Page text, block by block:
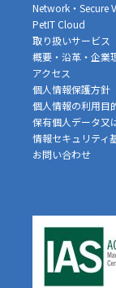
Network・Secure
PetIT Cloud
取り扱いサービス
概要・沿革・企業
アクセス
個人情報保護方針
個人情報の利用目
保有個人データ又
情報セキュリティ
お問い合わせ